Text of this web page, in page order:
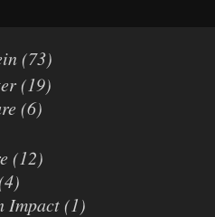
(73)
(19)
(6)
(12)
Impact(1)